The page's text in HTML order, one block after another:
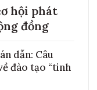
hội phát
đồng
dẫn: Câu
đào tạo “tinh